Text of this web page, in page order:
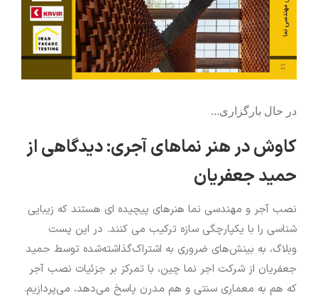
در حال بارگزاری...
کاوش در هنر نماهای آجری: دیدگاهی از
حمید جعفریان
نصب آجر و مهندسی نما هنرهای پیچیده ای هستند که زیبایی
شناسی را با یکپارچگی سازه ترکیب می کنند. در این پست
وبلاگ، به بینش‌های ضروری به اشتراک‌گذاشته‌شده توسط حمید
جعفریان از شرکت اجر نما چین، با تمرکز بر جزئیات نصب آجر
که هم به معماری سنتی و هم مدرن پاسخ می‌دهد، می‌پردازیم.